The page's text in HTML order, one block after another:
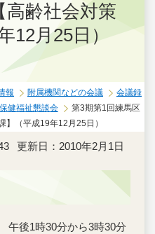
高齢社会対策
12月25日）
報 附属機関などの会議
会議録
健福祉懇談会
第3期第1回練馬区
】（平成19年12月25日）
更新日：2010年2月1日
後1時30分から3時30分